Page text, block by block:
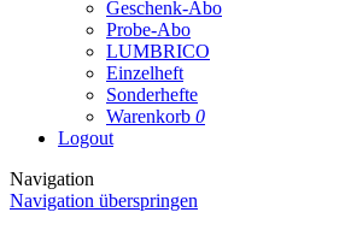
Geschenk-Abo
Probe-Abo
LUMBRICO
Einzelheft
Sonderhefte
Warenkorb 0
Logout
Navigation
Navigation überspringen